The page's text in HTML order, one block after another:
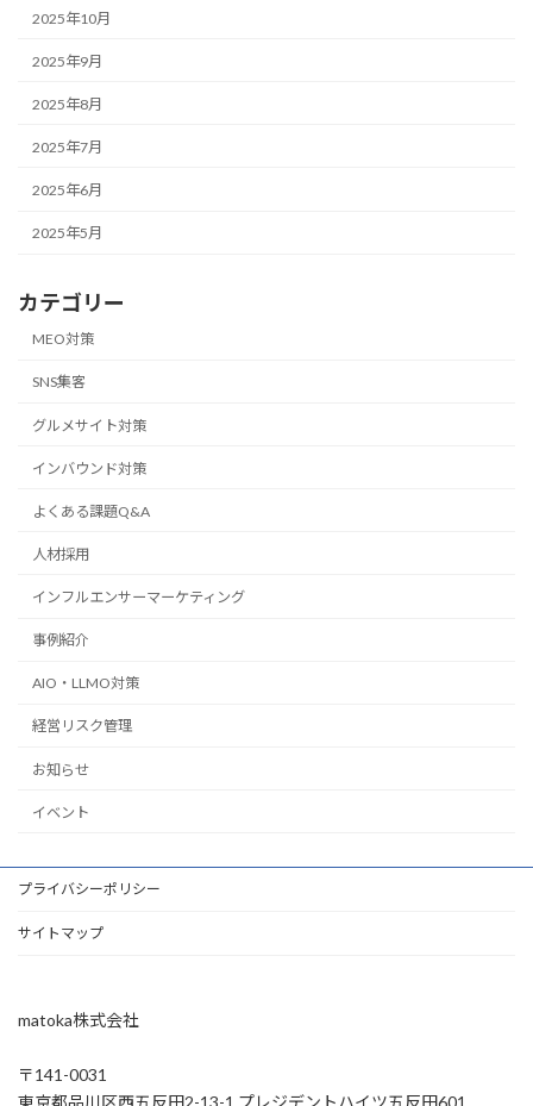
2025年10月
2025年9月
2025年8月
2025年7月
2025年6月
2025年5月
カテゴリー
MEO対策
SNS集客
グルメサイト対策
インバウンド対策
よくある課題Q&A
人材採用
インフルエンサーマーケティング
事例紹介
AIO・LLMO対策
経営リスク管理
お知らせ
イベント
プライバシーポリシー
サイトマップ
matoka株式会社
〒141-0031